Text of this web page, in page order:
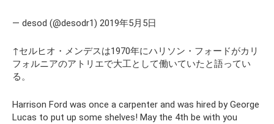
— desod (@desodr1) 2019年5月5日
↑セルヒオ・メンデスは1970年にハリソン・フォードがカリ
フォルニアのアトリエで大工として働いていたと語ってい
る。
Harrison Ford was once a carpenter and was hired by George
Lucas to put up some shelves! May the 4th be with you